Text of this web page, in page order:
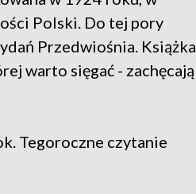
Polski. Do tej pory
Przedwiośnia. Książka
warto sięgać - zachęcają
Tegoroczne czytanie